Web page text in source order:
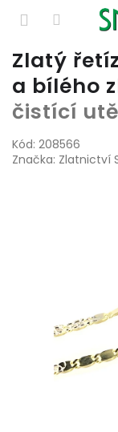
Přejít
na
obsah
Zlatý
a bílého
čistící
Kód: 208566
Značka: Zlatnictví